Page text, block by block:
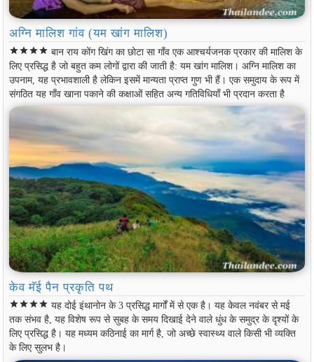
अग्नि मालिश गांव (यम खांग मालिश)
starstarstarstar बान राय कोंग खिंग का छोटा सा गाँव एक आश्चर्यजनक प्रकार की मालिश के
लिए प्रसिद्ध है जो बहुत कम लोगों द्वारा की जाती है: यम खांग मालिश। अग्नि मालिश का
उपनाम, यह प्रभावशाली है लेकिन इसमें मान्यता प्राप्त गुण भी हैं। एक समुदाय के रूप में
संगठित यह गाँव खाना पकाने की कक्षाओं सहित अन्य गतिविधियाँ भी प्रदान करता है
केव मॅई पैन प्रकृति पथ
starstarstarstar यह दोई इंथानोन के 3 प्रसिद्ध मार्गों में से एक है। यह केवल नवंबर से मई
तक संभव है, यह विशेष रूप से सुबह के समय दिखाई देने वाले धुंध के समुद्र के दृश्यों के
लिए प्रसिद्ध है। यह मध्यम कठिनाई का मार्ग है, जो अच्छे स्वास्थ्य वाले किसी भी व्यक्ति
के लिए सुलभ है।